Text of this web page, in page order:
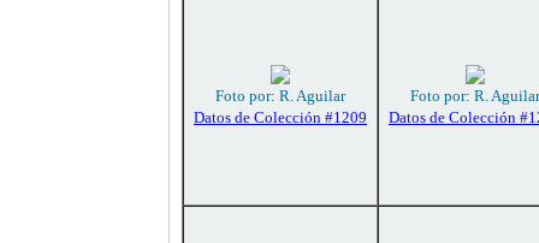
Foto por: R. Aguilar
Datos de Colección #1209
Foto por: R. Aguilar
Datos de Colección